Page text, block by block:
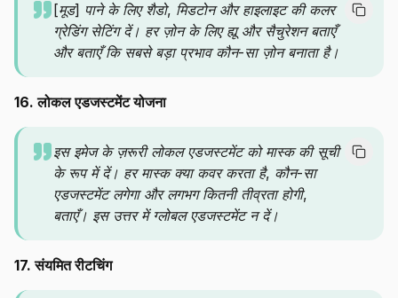
[मूड] पाने के लिए शैडो, मिडटोन और हाइलाइट की कलर
ग्रेडिंग सेटिंग दें। हर ज़ोन के लिए ह्यू और सैचुरेशन बताएँ
और बताएँ कि सबसे बड़ा प्रभाव कौन-सा ज़ोन बनाता है।
16. लोकल एडजस्टमेंट योजना
इस इमेज के ज़रूरी लोकल एडजस्टमेंट को मास्क की सूची
के रूप में दें। हर मास्क क्या कवर करता है, कौन-सा
एडजस्टमेंट लगेगा और लगभग कितनी तीव्रता होगी,
बताएँ। इस उत्तर में ग्लोबल एडजस्टमेंट न दें।
17. संयमित रीटचिंग